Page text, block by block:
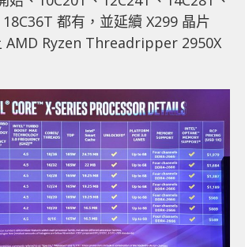
都有，並延續 X299 晶片
AMD Ryzen Threadripper 2950X